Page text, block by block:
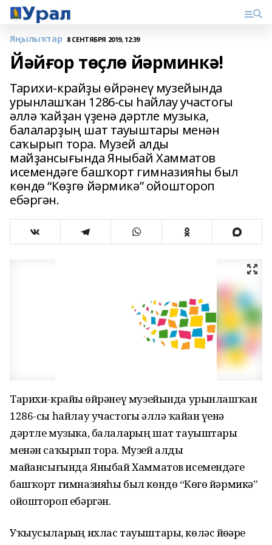
Яңылыҡтар 8 СЕНТЯБРЯ 2019, 12:39
Йәйғор төҫлө йәрминкә!
Тарихи-крайҙы өйрәнеү музейында
урынлашҡан 1286-сы һайлау участогы
әллә ҡайҙан үҙенә дәртле музыка,
балаларҙың шат тауыштары менән
саҡырып тора. Музей алды
майҙансығында Яныбай Хамматов
исемендәге башҡорт гимназияһы был
көндө “Көҙгө йәрмикә” ойоштороп
ебәргән.
Тарихи-крайҙы өйрәнеү музейында урынлашҡан
1286-сы һайлау участогы әллә ҡайҙан үҙенә
дәртле музыка, балаларҙың шат тауыштары
менән саҡырып тора. Музей алды
майҙансығында Яныбай Хамматов исемендәге
башҡорт гимназияһы был көндө “Көҙгө йәрмикә”
ойоштороп ебәргән.
Уҡыусыларҙың ихлас тауыштары, көләс йөҙҙәре